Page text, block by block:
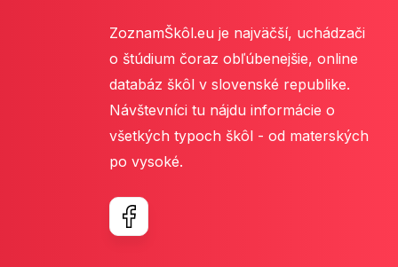
ZoznamŠkôl.eu je najväčší, uchádzači
o štúdium čoraz obľúbenejšie, online
databáz škôl v slovenské republike.
Návštevníci tu nájdu informácie o
všetkých typoch škôl - od materských
po vysoké.